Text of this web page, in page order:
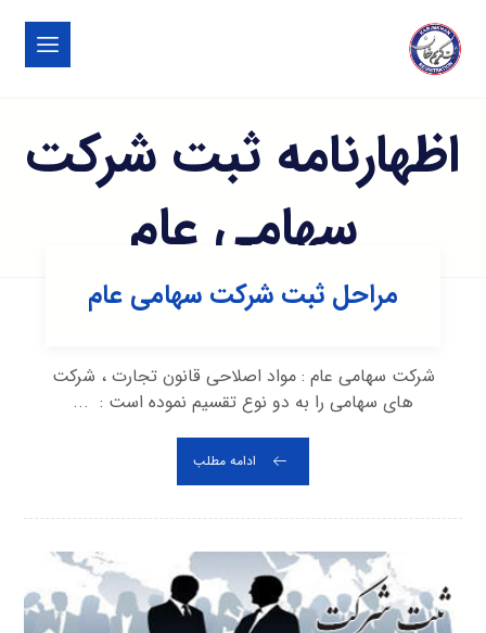
اظهارنامه ثبت شرکت
سهامی عام
مراحل ثبت شرکت سهامی عام
شرکت سهامی عام : مواد اصلاحی قانون تجارت ، شرکت
های سهامی را به دو نوع تقسیم نموده است : ...
ادامه مطلب